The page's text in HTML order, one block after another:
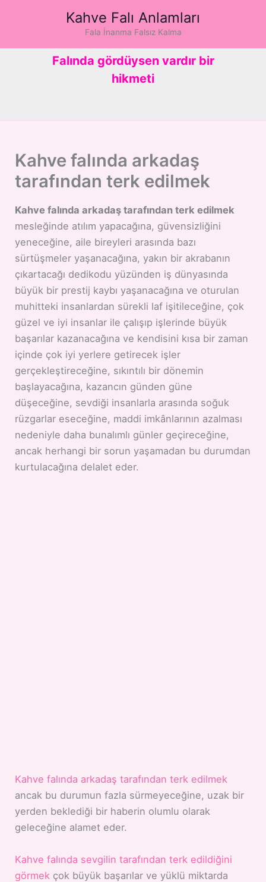
Kahve Falı Anlamları
Fala İnanma Falsız Kalma
Falında gördüysen vardır bir
hikmeti
Kahve falında arkadaş
tarafından terk edilmek
Kahve falında arkadaş tarafından terk edilmek
mesleğinde atılım yapacağına, güvensizliğini
yeneceğine, aile bireyleri arasında bazı
sürtüşmeler yaşanacağına, yakın bir akrabanın
çıkartacağı dedikodu yüzünden iş dünyasında
büyük bir prestij kaybı yaşanacağına ve oturulan
muhitteki insanlardan sürekli laf işitileceğine, çok
güzel ve iyi insanlar ile çalışıp işlerinde büyük
başarılar kazanacağına ve kendisini kısa bir zaman
içinde çok iyi yerlere getirecek işler
gerçekleştireceğine, sıkıntılı bir dönemin
başlayacağına, kazancın günden güne
düşeceğine, sevdiği insanlarla arasında soğuk
rüzgarlar eseceğine, maddi imkânlarının azalması
nedeniyle daha bunalımlı günler geçireceğine,
ancak herhangi bir sorun yaşamadan bu durumdan
kurtulacağına delalet eder.
Kahve falında arkadaş tarafından terk edilmek
ancak bu durumun fazla sürmeyeceğine, uzak bir
yerden beklediği bir haberin olumlu olarak
geleceğine alamet eder.
Kahve falında sevgilin tarafından terk edildiğini
görmek çok büyük başarılar ve yüklü miktarda